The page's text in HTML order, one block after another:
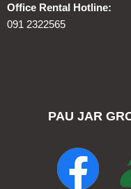
Office Rental Hotline:
091 2322565
PAU JAR